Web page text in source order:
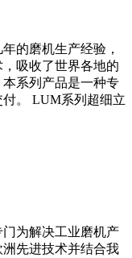
的磨机生产经验，
吸收了世界各地的
系列产品是一种专
。 LUM系列超细立
为解决工业磨机产
先进技术并结合我